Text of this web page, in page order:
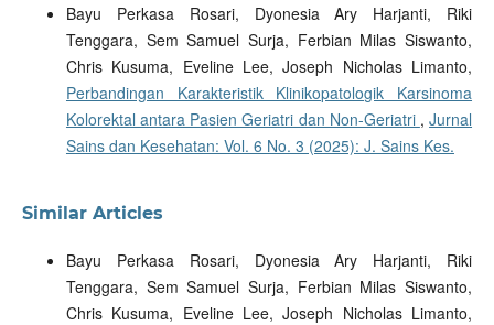
Bayu Perkasa Rosari, Dyonesia Ary Harjanti, Riki
Tenggara, Sem Samuel Surja, Ferbian Milas Siswanto,
Chris Kusuma, Eveline Lee, Joseph Nicholas Limanto,
Perbandingan Karakteristik Klinikopatologik Karsinoma
Kolorektal antara Pasien Geriatri dan Non-Geriatri ,Jurnal
Sains dan Kesehatan: Vol. 6 No. 3 (2025): J. Sains Kes.
Similar Articles
Bayu Perkasa Rosari, Dyonesia Ary Harjanti, Riki
Tenggara, Sem Samuel Surja, Ferbian Milas Siswanto,
Chris Kusuma, Eveline Lee, Joseph Nicholas Limanto,